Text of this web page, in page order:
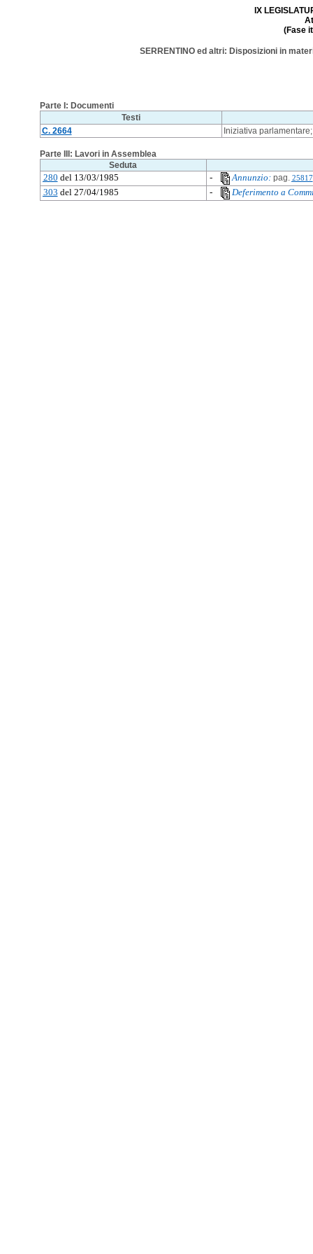
IX
(Fase
SERRENTINO ed altri: Disposizioni in
Parte I: Documenti
Testi
C. 2664
Iniziativa
Parte III: Lavori in Assemblea
Seduta
280 del 13/03/1985 - Annunzio:pag. 25817
303 del 27/04/1985 - Deferimento a